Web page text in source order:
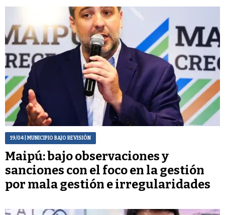
19/04| MUNICIPIO BAJO REVISIÓN
Maipú: bajo observaciones y
sanciones con el foco en la gestión
por mala gestión e irregularidades